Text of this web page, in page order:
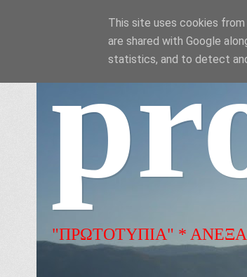
"ΠΡΩΤΟΤΥΠΙΑ" *
This site uses cookies
are shared with Google
statistics, and to detect